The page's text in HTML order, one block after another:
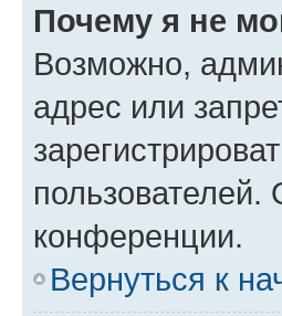
Почему я не
Возможно,
адрес или
конференции.
Вернуться к